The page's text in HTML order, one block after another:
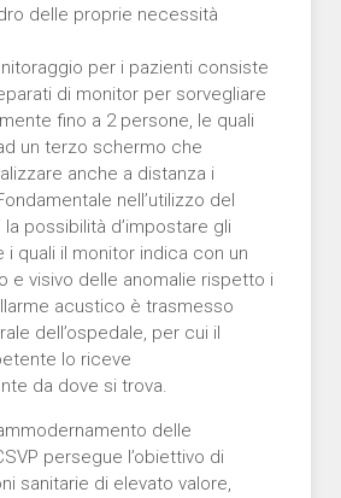
delle proprie necessità
per i pazienti consiste
di monitor per sorvegliare
fino a 2 persone, le quali
un terzo schermo che
anche a distanza i
nell’utilizzo del
possibilità d’impostare gli
i quali il monitor indica con un
e visivo delle anomalie rispetto i
acustico è trasmesso
dell’ospedale, per cui il
lo riceve
da dove si trova.
delle
persegue l’obiettivo di
sanitarie di elevato valore,